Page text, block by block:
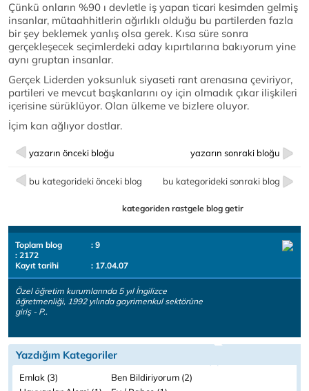
Çünkü onların %90 ı devletle iş yapan ticari kesimden gelmiş
insanlar, mütaahhitlerin ağırlıklı olduğu bu partilerden fazla
bir şey beklemek yanlış olsa gerek. Kısa süre sonra
gerçekleşecek seçimlerdeki aday kıpırtılarına bakıyorum yine
aynı gruptan insanlar.
Gerçek Liderden yoksunluk siyaseti rant arenasına çeviriyor,
partileri ve mevcut başkanlarını oy için olmadık çıkar ilişkileri
içerisine sürüklüyor. Olan ülkeme ve bizlere oluyor.
İçim kan ağlıyor dostlar.
yazarın önceki bloğu yazarın sonraki bloğu
bu kategorideki önceki blog bu kategorideki sonraki blog
kategoriden rastgele blog getir
Toplam blog
: 9
: 2172
Kayıt tarihi
: 17.04.07
Özel öğretim kurumlarında 5 yıl İngilizce
öğretmenliği, 1992 yılında gayrimenkul sektörüne
giriş - P..
Yazdığım Kategoriler
Emlak (3)
Ben Bildiriyorum (2)